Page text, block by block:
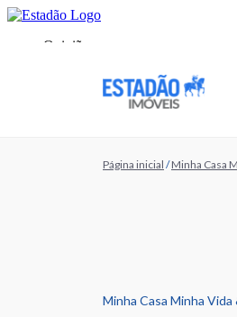
Página inicial /Minha Casa
Minha Casa Minha